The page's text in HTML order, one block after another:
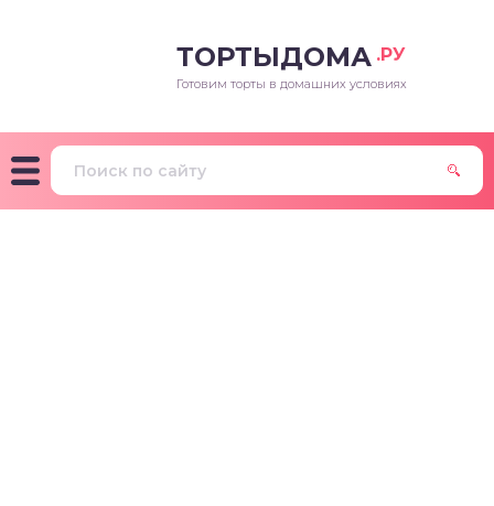
ТОРТЫДОМА .РУ
Готовим торты в домашних условиях